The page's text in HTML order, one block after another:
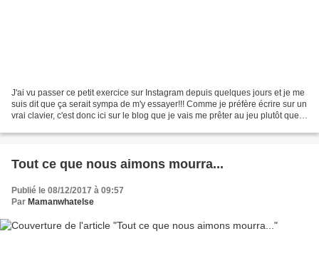
J'ai vu passer ce petit exercice sur Instagram depuis quelques jours et je me
suis dit que ça serait sympa de m'y essayer!!! Comme je préfère écrire sur un
vrai clavier, c'est donc ici sur le blog que je vais me prêter au jeu plutôt que
Tout ce que nous aimons mourra...
Publié le 08/12/2017 à 09:57
Par Mamanwhatelse